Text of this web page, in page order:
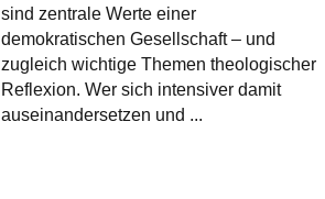
sind zentrale Werte einer
demokratischen Gesellschaft – und
zugleich wichtige Themen theologischer
Reflexion. Wer sich intensiver damit
auseinandersetzen und ...